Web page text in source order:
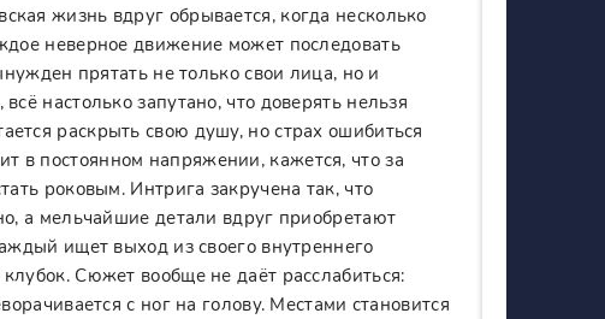
жизнь вдруг обрывается, когда несколько
неверное движение может последовать
прятать не только свои лица, но и
настолько запутано, что доверять нельзя
раскрыть свою душу, но страх ошибиться
в постоянном напряжении, кажется, что за
роковым. Интрига закручена так, что
а мельчайшие детали вдруг приобретают
ищет выход из своего внутреннего
Сюжет вообще не даёт расслабиться:
с ног на голову. Местами становится